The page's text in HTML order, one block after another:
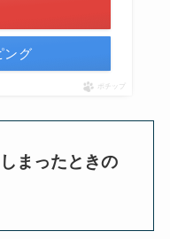
ング
ポチップ
まったときの